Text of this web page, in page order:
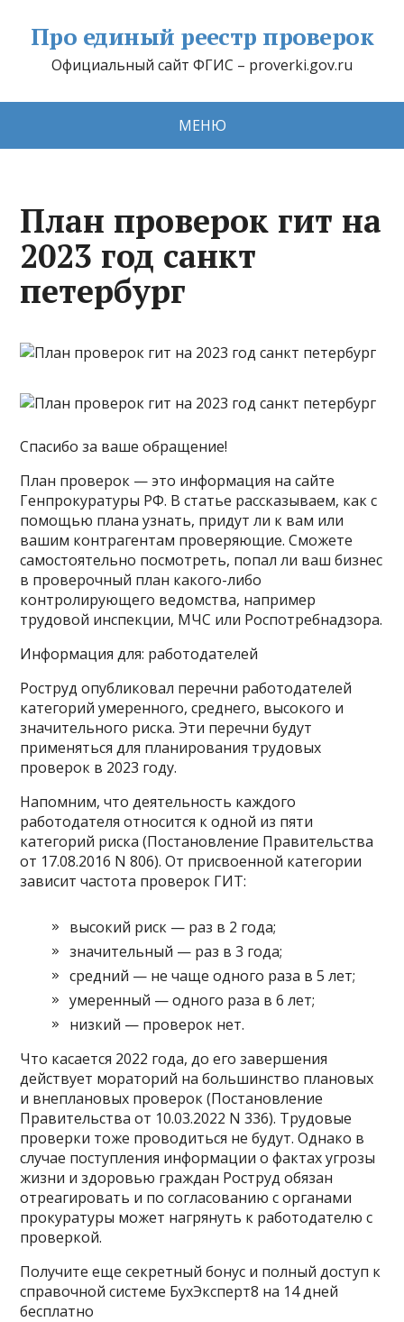
Про единый реестр проверок
Официальный сайт ФГИС – proverki.gov.ru
МЕНЮ
План проверок гит на
2023 год санкт
петербург
Спасибо за ваше обращение!
План проверок — это информация на сайте
Генпрокуратуры РФ. В статье рассказываем, как с
помощью плана узнать, придут ли к вам или
вашим контрагентам проверяющие. Сможете
самостоятельно посмотреть, попал ли ваш бизнес
в проверочный план какого-либо
контролирующего ведомства, например
трудовой инспекции, МЧС или Роспотребнадзора.
Информация для: работодателей
Роструд опубликовал перечни работодателей
категорий умеренного, среднего, высокого и
значительного риска. Эти перечни будут
применяться для планирования трудовых
проверок в 2023 году.
Напомним, что деятельность каждого
работодателя относится к одной из пяти
категорий риска (Постановление Правительства
от 17.08.2016 N 806). От присвоенной категории
зависит частота проверок ГИТ:
высокий риск — раз в 2 года;
значительный — раз в 3 года;
средний — не чаще одного раза в 5 лет;
умеренный — одного раза в 6 лет;
низкий — проверок нет.
Что касается 2022 года, до его завершения
действует мораторий на большинство плановых
и внеплановых проверок (Постановление
Правительства от 10.03.2022 N 336). Трудовые
проверки тоже проводиться не будут. Однако в
случае поступления информации о фактах угрозы
жизни и здоровью граждан Роструд обязан
отреагировать и по согласованию с органами
прокуратуры может нагрянуть к работодателю с
проверкой.
Получите еще секретный бонус и полный доступ к
справочной системе БухЭксперт8 на 14 дней
бесплатно